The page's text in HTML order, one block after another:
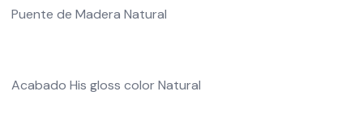
Puente de Madera Natural
Acabado His gloss color Natural